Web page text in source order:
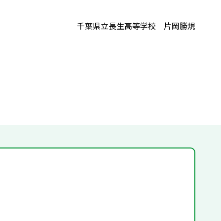
千葉県立長生高等学校 片岡勝規